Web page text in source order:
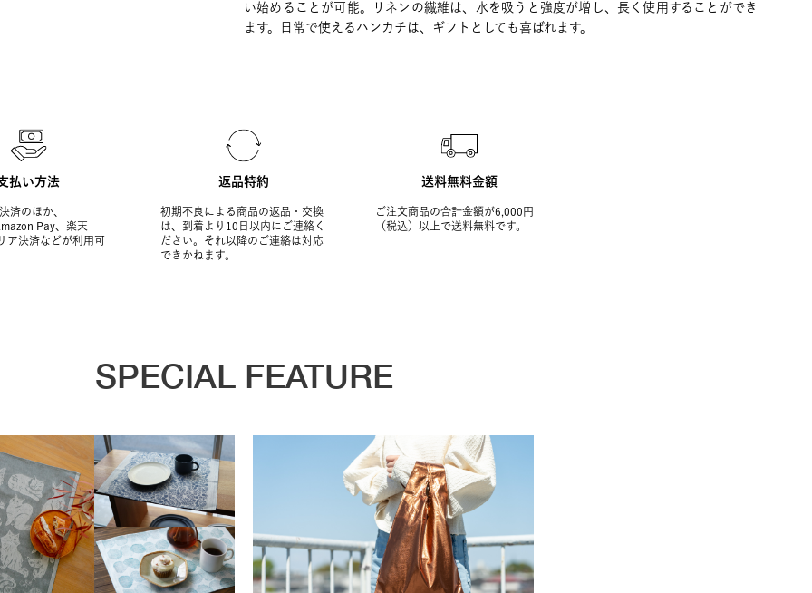
い始めることが可能。リネンの繊維は、水を吸うと強度が増し、長く使用することができ
ます。日常で使えるハンカチは、ギフトとしても喜ばれます。
払い方法
済のほか、
Pay、楽天
ア決済などが利用可
返品特約
初期不良による商品の返品・交換
は、到着より10日以内にご連絡く
ださい。それ以降のご連絡は対応
できかねます。
送料無料金額
ご注文商品の合計金額が6,000円
（税込）以上で送料無料です。
SPECIAL FEATURE